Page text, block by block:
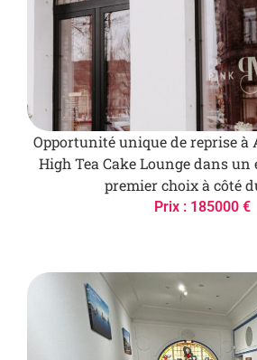
Opportunité unique de reprise à
High Tea Cake Lounge dans un
premier choix à côté
Prix : 185000 €